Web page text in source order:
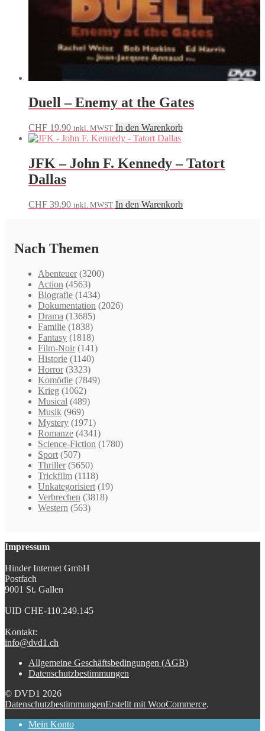
Duell – Enemy at the Gates
CHF 19.90 inkl. MWST In den Warenkorb
JFK – John F. Kennedy – Tatort
Dallas
CHF 39.90 inkl. MWST In den Warenkorb
Nach Themen
Abenteuer (3200)
Action (4563)
Biografie (1434)
Dokumentation (2026)
Drama (13685)
Familie (1838)
Fantasy (1818)
Film-Noir (141)
Historie (1140)
Horror (3323)
Komödie (7849)
Krieg (1062)
Musical (489)
Musik (969)
Mystery (1971)
Romanze (4341)
Science-Fiction (1780)
Sport (507)
Thriller (5650)
Trickfilm (1118)
Unkategorisiert (19)
Verbrechen (3818)
Western (563)
Impressum
Hinder Internet GmbH
Postfach
9001 St. Gallen
UID CHE-110.249.145
Kontakt:
info@dvd1.ch
Allgemeine Geschäftsbedingungen (AGB)
Datenschutzbestimmungen
© DVD1 2026
DatenschutzbestimmungenErstellt mit WooCommerce.
Mein Konto